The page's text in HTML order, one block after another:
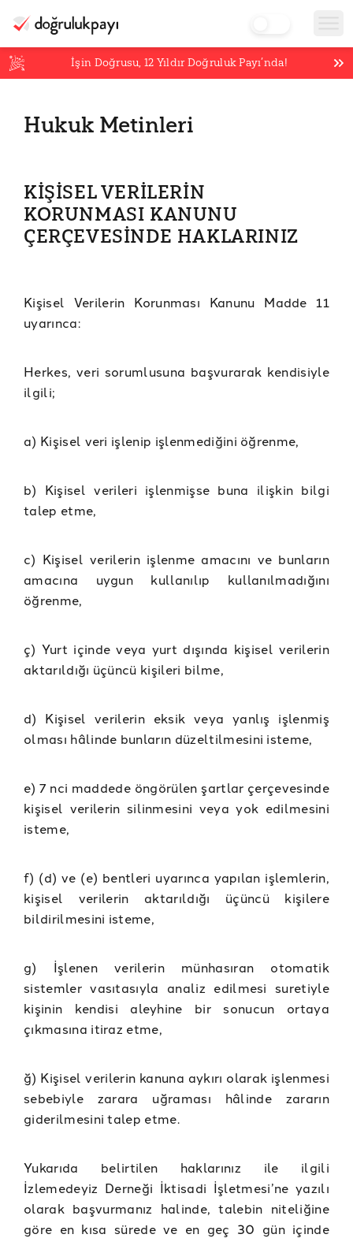
İşin Doğrusu,12 Yıldır Doğruluk Payı’nda!
Hukuk Metinleri
KİŞİSEL VERİLERİN
KORUNMASI KANUNU
ÇERÇEVESİNDE HAKLARINIZ
Kişisel Verilerin Korunması Kanunu Madde 11
uyarınca:
Herkes, veri sorumlusuna başvurarak kendisiyle
ilgili;
a) Kişisel veri işlenip işlenmediğini öğrenme,
b) Kişisel verileri işlenmişse buna ilişkin bilgi
talep etme,
c) Kişisel verilerin işlenme amacını ve bunların
amacına uygun kullanılıp kullanılmadığını
öğrenme,
ç) Yurt içinde veya yurt dışında kişisel verilerin
aktarıldığı üçüncü kişileri bilme,
d) Kişisel verilerin eksik veya yanlış işlenmiş
olması hâlinde bunların düzeltilmesini isteme,
e) 7 nci maddede öngörülen şartlar çerçevesinde
kişisel verilerin silinmesini veya yok edilmesini
isteme,
f) (d) ve (e) bentleri uyarınca yapılan işlemlerin,
kişisel verilerin aktarıldığı üçüncü kişilere
bildirilmesini isteme,
g) İşlenen verilerin münhasıran otomatik
sistemler vasıtasıyla analiz edilmesi suretiyle
kişinin kendisi aleyhine bir sonucun ortaya
çıkmasına itiraz etme,
ğ) Kişisel verilerin kanuna aykırı olarak işlenmesi
sebebiyle zarara uğraması hâlinde zararın
giderilmesini talep etme.
Yukarıda belirtilen haklarınız ile ilgili
İzlemedeyiz Derneği İktisadi İşletmesi’ne yazılı
olarak başvurmanız halinde, talebin niteliğine
göre en kısa sürede ve en geç 30 gün içinde